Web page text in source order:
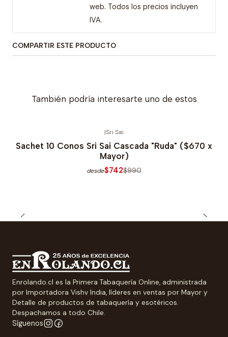
web. Todos los precios incluyen
IVA.
COMPARTIR ESTE PRODUCTO
También podría interesarte uno de estos
|Sri Sai
Sachet 10 Conos Sri Sai Cascada "Ruda" ($670 x
Mayor)
desde$742$990
Enrolando.cl es la Primera Tabaquería Online, administrada
por Importadora Vishv India, líderes en ventas por Mayor y
Detalle de productos de tabaquería y esotéricos.
Despachamos a todo Chile.
Síguenos